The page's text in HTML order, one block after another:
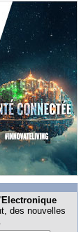
Electronique
des nouvelles